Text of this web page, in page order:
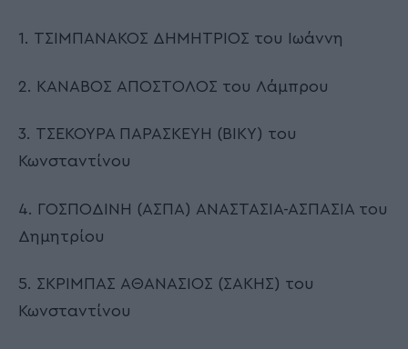
1. ΤΣΙΜΠΑΝΑΚΟΣ ΔΗΜΗΤΡΙΟΣ του Ιωάννη
2. ΚΑΝΑΒΟΣ ΑΠΟΣΤΟΛΟΣ του Λάμπρου
3. ΤΣΕΚΟΥΡΑ ΠΑΡΑΣΚΕΥΗ (ΒΙΚΥ) του
Κωνσταντίνου
4. ΓΟΣΠΟΔΙΝΗ (ΑΣΠΑ) ΑΝΑΣΤΑΣΙΑ-ΑΣΠΑΣΙΑ του
Δημητρίου
5. ΣΚΡΙΜΠΑΣ ΑΘΑΝΑΣΙΟΣ (ΣΑΚΗΣ) του
Κωνσταντίνου